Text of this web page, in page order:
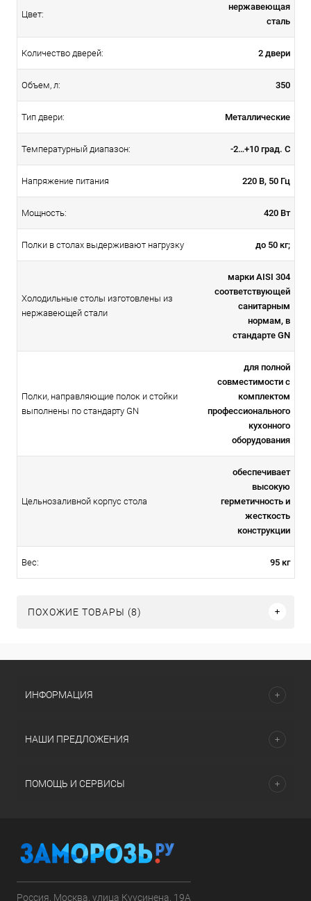
Цвет:
нержавеющая
сталь
Количество дверей: 2 двери
Объем, л: 350
Тип двери: Металлические
Температурный диапазон: -2…+10 град. С
Напряжение питания 220 В, 50 Гц
Мощность: 420 Вт
Полки в столах выдерживают нагрузку до 50 кг;
Холодильные столы изготовлены из
нержавеющей стали
марки AISI 304
соответствующей
санитарным
нормам, в
стандарте GN
Полки, направляющие полок и стойки
выполнены по стандарту GN
для полной
совместимости с
комплектом
профессионального
кухонного
оборудования
Цельнозаливной корпус стола
обеспечивает
высокую
герметичность и
жесткость
конструкции
Вес: 95 кг
ПОХОЖИЕ ТОВАРЫ (8)
ИНФОРМАЦИЯ
НАШИ ПРЕДЛОЖЕНИЯ
ПОМОЩЬ И СЕРВИСЫ
Россия, Москва, улица Куусинена, 19А